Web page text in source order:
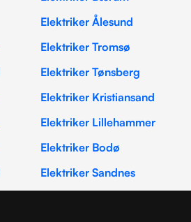
Elektriker Ålesund
Elektriker Tromsø
Elektriker Tønsberg
Elektriker Kristiansand
Elektriker Lillehammer
Elektriker Bodø
Elektriker Sandnes